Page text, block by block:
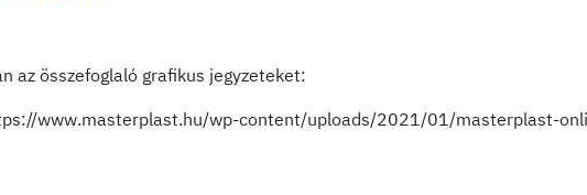
az összefoglaló grafikus jegyzeteket:
www.masterplast.hu/wp-content/uploads/2021/01/masterplast-